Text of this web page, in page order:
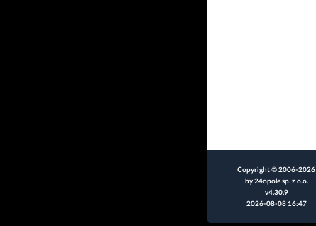
Copyright © 2006-2026
by 24opole sp. z o.o.
v4.30.9
2026-08-08 16:47